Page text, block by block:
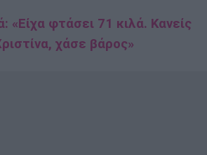
«Είχα φτάσει 71 κιλά. Κανείς
χάσε βάρος»